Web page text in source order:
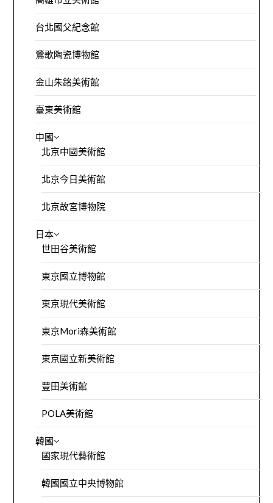
台北國父紀念館
鶯歌陶瓷博物館
金山朱銘美術館
臺東美術館
中國
北京中國美術館
北京今日美術館
北京故宮博物院
日本
世田谷美術館
東京國立博物館
東京現代美術館
東京Mori森美術館
東京國立新美術館
豐田美術館
POLA美術館
韓國
國家現代藝術館
韓國國立中央博物館